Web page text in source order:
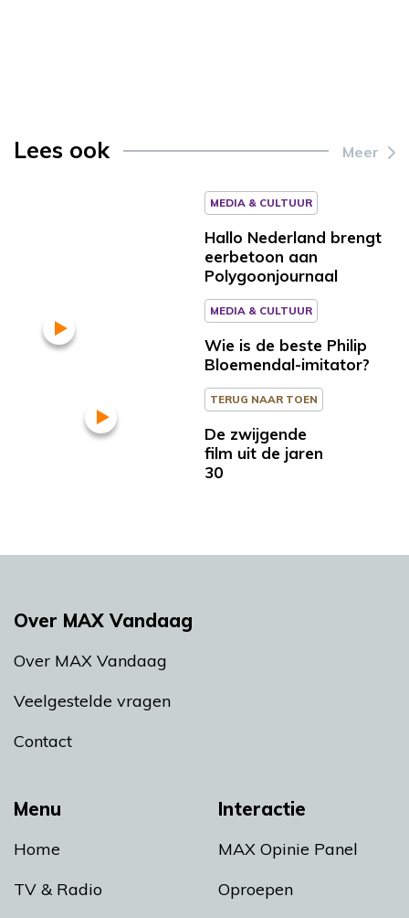
Lees ook Meer
MEDIA & CULTUUR
Hallo Nederland brengt
eerbetoon aan
Polygoonjournaal
MEDIA & CULTUUR
Wie is de beste Philip
Bloemendal-imitator?
TERUG NAAR TOEN
De zwijgende
film uit de jaren
30
Menu
Home
TV & Radio
Interactie
MAX Opinie Panel
Oproepen
Over MAX Vandaag
Over MAX Vandaag
Veelgestelde vragen
Contact